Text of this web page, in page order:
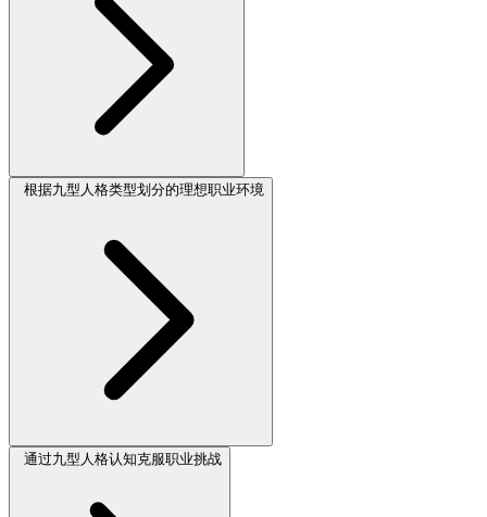
根据九型人格类型划分的理想职业环境
通过九型人格认知克服职业挑战